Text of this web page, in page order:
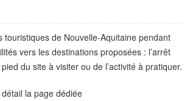
de Nouvelle-Aquitaine pendant
vers les destinations proposées : l’arrêt
du site à visiter ou de l’activité à pratiquer.
la page dédiée